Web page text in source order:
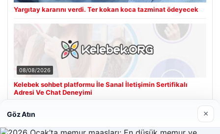
Yargıtay kararını verdi. Ter kokan koca tazminat ödeyecek
08/08/2026
Kelebek sohbet platformu İle Sanal İletişimin Sertifikalı
Adresi Ve Chat Deneyimi
Son Eklenen Firmalar
Göz Atın ×